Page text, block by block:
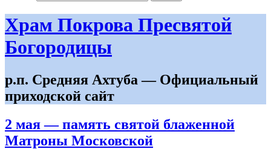
Храм Покрова Пресвятой
Богородицы
р.п. Средняя Ахтуба — Официальный
приходской сайт
2 мая — память святой блаженной
Матроны Московской